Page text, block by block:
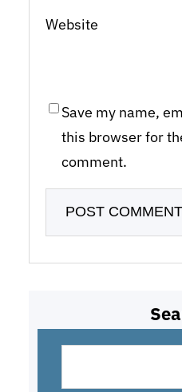
Website
Save my name,
this browser for
comment.